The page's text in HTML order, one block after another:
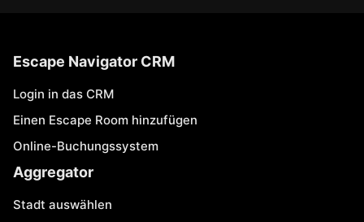
Escape Navigator CRM
Login in das CRM
Einen Escape Room hinzufügen
Online-Buchungssystem
Aggregator
Stadt auswählen